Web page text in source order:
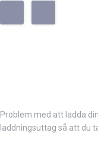
Problem med att ladda
laddningsuttag så att du